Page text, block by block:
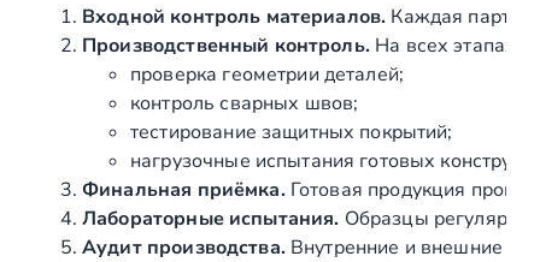
ы
й
3
0
Входной контроль материалов. Каждая партия
Производственный контроль.На всех этапах
проверка геометрии деталей;
контроль сварных швов;
тестирование защитных покрытий;
нагрузочные испытания готовых
Финальная приёмка.Готовая продукция
Лабораторные испытания. Образцы регулярно
Аудит производства.Внутренние и внешние